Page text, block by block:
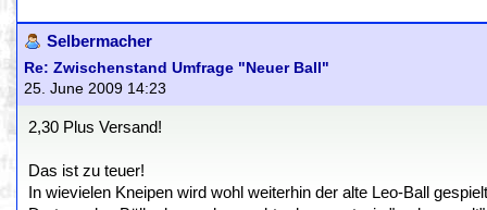
Selbermacher
Re: Zwischenstand Umfrage "Neuer Ball"
25. June 2009 14:23
2,30 Plus Versand!
Das ist zu teuer!
In wievielen Kneipen wird wohl weiterhin der alte Leo-Ball